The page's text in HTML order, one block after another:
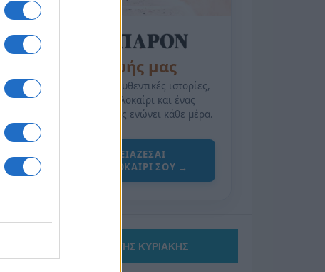
της Ζωής μας
Οι άνθρωποι, οι αυθεντικές ιστορίες,
το ελληνικό καλοκαίρι και ένας
πολιτισμός που μας ενώνει κάθε μέρα.
ΟΣΑ ΧΡΕΙΑΖΕΣΑΙ
ΓΙΑ ΤΟ ΚΑΛΟΚΑΙΡΙ ΣΟΥ →
ΤΟ ΠΑΡΟΝ ΤΗΣ ΚΥΡΙΑΚΗΣ